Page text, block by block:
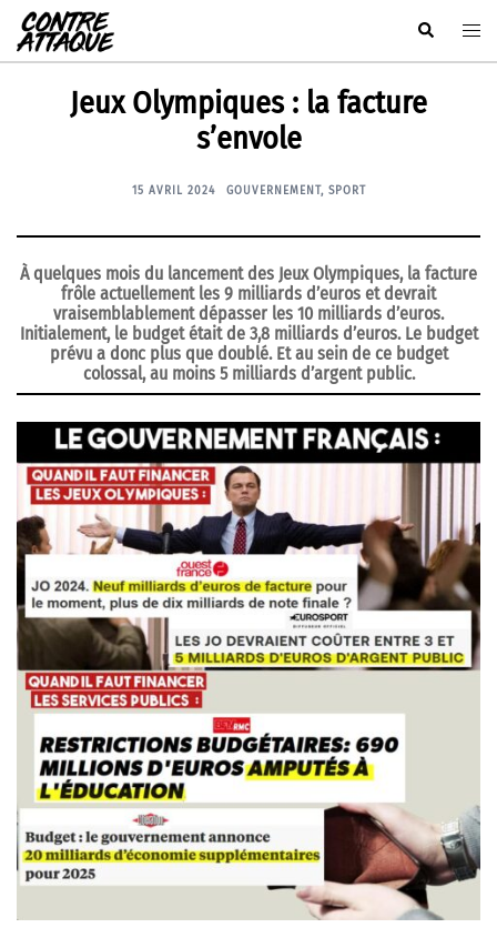
Aller
au
contenu
Rechercher
Jeux Olympiques : la facture
s’envole
15 AVRIL 2024 GOUVERNEMENT, SPORT
À quelques mois du lancement des Jeux Olympiques, la facture
frôle actuellement les 9 milliards d’euros et devrait
vraisemblablement dépasser les 10 milliards d’euros.
Initialement, le budget était de 3,8 milliards d’euros. Le budget
prévu a donc plus que doublé. Et au sein de ce budget
colossal, au moins 5 milliards d’argent public.